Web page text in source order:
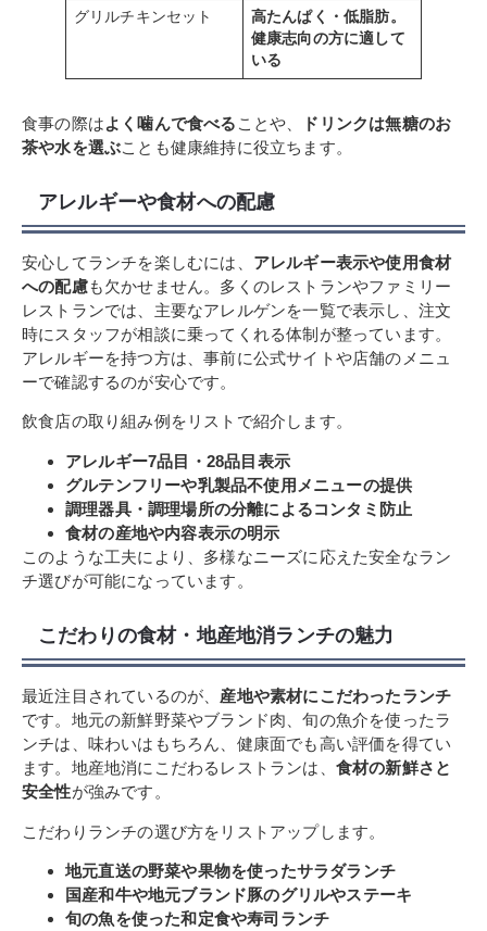
グリルチキンセット
高たんぱく・低脂肪。
健康志向の方に適して
いる
食事の際はよく噛んで食べる ことや、
ドリンクは無糖のお
茶や水を選ぶことも健康維持に役立ちます。
アレルギーや食材への配慮
安心してランチを楽しむには、 アレルギー表示や使用食材
への配慮も欠かせません。多くのレストランやファミリー
レストランでは、主要なアレルゲンを一覧で表示し、注文
時にスタッフが相談に乗ってくれる体制が整っています。
アレルギーを持つ方は、事前に公式サイトや店舗のメニュ
ーで確認するのが安心です。
飲食店の取り組み例をリストで紹介します。
アレルギー7品目・28品目表示
グルテンフリーや乳製品不使用メニューの提供
調理器具・調理場所の分離によるコンタミ防止
食材の産地や内容表示の明示
このような工夫により、多様なニーズに応えた安全なラン
チ選びが可能になっています。
こだわりの食材・地産地消ランチの魅力
最近注目されているのが、 産地や素材にこだわったランチ
です。地元の新鮮野菜やブランド肉、旬の魚介を使ったラ
ンチは、味わいはもちろん、健康面でも高い評価を得てい
ます。地産地消にこだわるレストランは、 食材の新鮮さと
安全性が強みです。
こだわりランチの選び方をリストアップします。
地元直送の野菜や果物を使ったサラダランチ
国産和牛や地元ブランド豚のグリルやステーキ
旬の魚を使った和定食や寿司ランチ